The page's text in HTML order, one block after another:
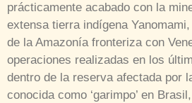
prácticamente acabado con la
extensa tierra indígena
de la Amazonía fronteriza con
operaciones realizadas en los
dentro de la reserva afectada por
conocida como ‘garimpo’ en